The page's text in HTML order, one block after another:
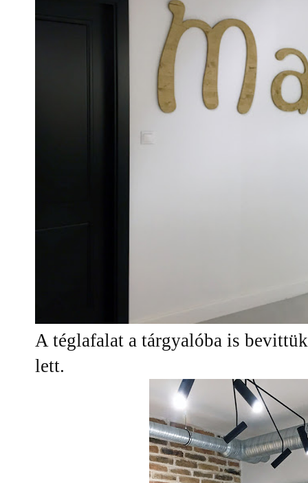
A téglafalat a tárgyalóba is
lett.